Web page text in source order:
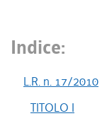
Indice:
L.R. n. 17/2010
TITOLO I